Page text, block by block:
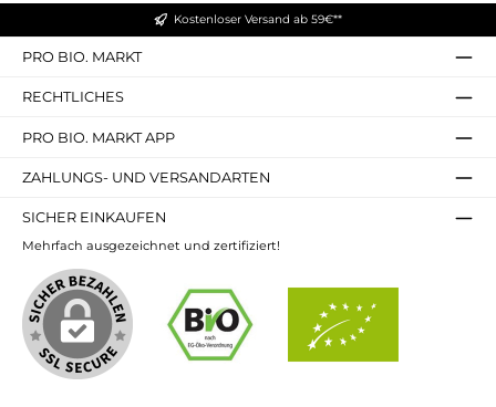
Kostenloser Versand ab 59€**
PRO BIO. MARKT
RECHTLICHES
PRO BIO. MARKT APP
ZAHLUNGS- UND VERSANDARTEN
SICHER EINKAUFEN
Mehrfach ausgezeichnet und zertifiziert!